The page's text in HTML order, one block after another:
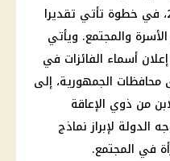
جنيه للأمهات المثاليات لعام 2026، في خطوة تأتي تقديرا
والمجتمع. ويأتي
أسماء الفائزات في
الجمهورية، إلى
من ذوي الإعاقة
الدولة لإبراز نماذج
في المجتمع.